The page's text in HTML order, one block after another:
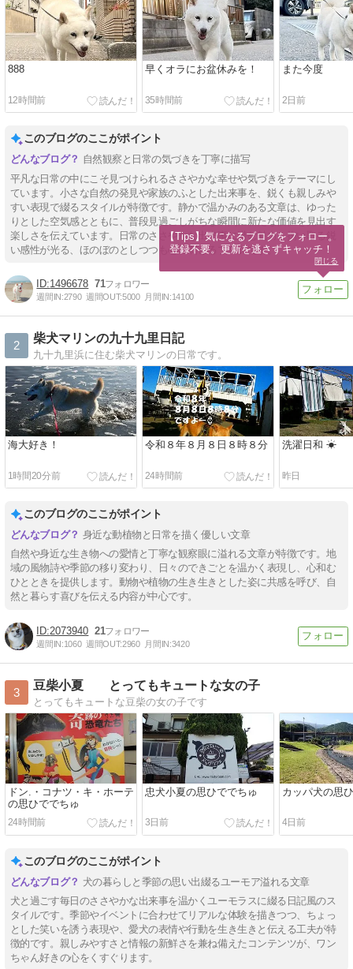
888
12時間前
早くオラにお盆休みを！
35時間前
また今度
2日前
このブログのここがポイント
自然観察と日常の気づきを丁寧に描写
平凡な日常の中にこそ見つけられるささやかな幸せや気づきをテーマにし
ています。小さな自然の発見や家族のふとした出来事を、鋭くも親しみや
すい表現で綴るスタイルが特徴です。静かで温かみのある文章は、ゆった
りとした空気感とともに、普段見過ごしがちな瞬間に新たな価値を見出す
楽しさを伝えています。日常のささやかな出来事に潜む魅力を掬い取る鋭
い感性が光る、ほのぼのとしつつも心に刺さるブログです。
1496678 71
週間IN:2790 週間OUT:5000 月間IN:14100
2
柴犬マリンの九十九里日記
九十九里浜に住む柴犬マリンの日常です。
海大好き！
1時間20分前
令和８年８月８日８時８分
24時間前
洗濯日和 ☀
昨日
このブログのここがポイント
身近な動植物と日常を描く優しい文章
自然や身近な生き物への愛情と丁寧な観察眼に溢れる文章が特徴です。地
域の風物詩や季節の移り変わり、日々のできごとを温かく表現し、心和む
ひとときを提供します。動物や植物の生き生きとした姿に共感を呼び、自
然と暮らす喜びを伝える内容が中心です。
2073940 21
週間IN:1060 週間OUT:2960 月間IN:3420
3
豆柴小夏 とってもキュートな女の子
とってもキュートな豆柴の女の子です
ドン.・コナツ・キ・ホーテ
の思ひででちゅ
24時間前
忠犬小夏の思ひででちゅ
3日前
カッパ犬の思
4日前
このブログのここがポイント
犬の暮らしと季節の思い出綴るユーモア溢れる文章
犬と過ごす毎日のささやかな出来事を温かくユーモラスに綴る日記風のス
タイルです。季節やイベントに合わせてリアルな体験を描きつつ、ちょっ
とした笑いを誘う表現や、愛犬の表情や行動を生き生きと伝える工夫が特
徴的です。親しみやすさと情報の新鮮さを兼ね備えたコンテンツが、ワン
ちゃん好きの心をくすぐります。
【Tips】気になるブログをフォロー。
登録不要。更新を逃さずキャッチ！
閉じる